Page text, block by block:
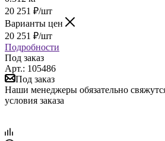
20 251 ₽/шт
Варианты цен
20 251 ₽/шт
Подробности
Под заказ
Арт.: 105486
Под заказ
Наши менеджеры обязательно
условия заказа